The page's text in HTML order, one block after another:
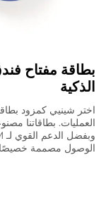
الذكية
اختر شينيي كمزود
العمليات. بطاقاتنا
الوصول مصممة خصيصًا